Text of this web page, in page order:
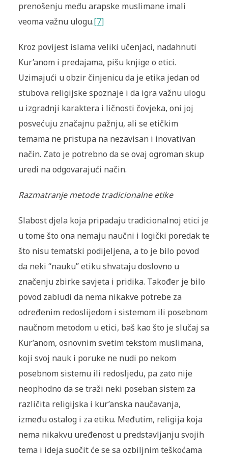
prenošenju među arapske muslimane imali
veoma važnu ulogu.[7]
Kroz povijest islama veliki učenjaci, nadahnuti
Kur’anom i predajama, pišu knjige o etici.
Uzimajući u obzir činjenicu da je etika jedan od
stubova religijske spoznaje i da igra važnu ulogu
u izgradnji karaktera i ličnosti čovjeka, oni joj
posvećuju značajnu pažnju, ali se etičkim
temama ne pristupa na nezavisan i inovativan
način. Zato je potrebno da se ovaj ogroman skup
uredi na odgovarajući način.
Razmatranje metode tradicionalne etike
Slabost djela koja pripadaju tradicionalnoj etici je
u tome što ona nemaju naučni i logički poredak te
što nisu tematski podijeljena, a to je bilo povod
da neki “nauku” etiku shvataju doslovno u
značenju zbirke savjeta i pridika. Također je bilo
povod zabludi da nema nikakve potrebe za
određenim redoslijedom i sistemom ili posebnom
naučnom metodom u etici, baš kao što je slučaj sa
Kur’anom, osnovnim svetim tekstom muslimana,
koji svoj nauk i poruke ne nudi po nekom
posebnom sistemu ili redosljedu, pa zato nije
neophodno da se traži neki poseban sistem za
različita religijska i kur’anska naučavanja,
između ostalog i za etiku. Međutim, religija koja
nema nikakvu uređenost u predstavljanju svojih
tema i ideja suočit će se sa ozbiljnim teškoćama